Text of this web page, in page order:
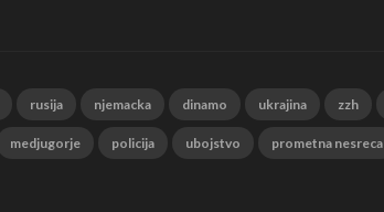
rusija njemacka dinamo ukrajina zzh
medjugorje policija ubojstvo prometna nesreca